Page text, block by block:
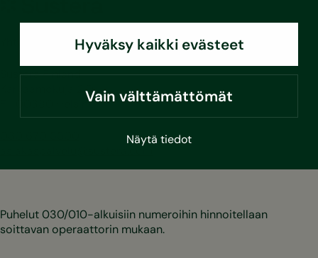
Hyväksy kaikki evästeet
Vain välttämättömät
Näytä tiedot
Sustera Finland
Karvaamokuja 2 D
FI-00380 Helsinki
asiakaspalvelu@sustera.com
Puhelut 030/010-alkuisiin numeroihin hinnoitellaan
soittavan operaattorin mukaan.